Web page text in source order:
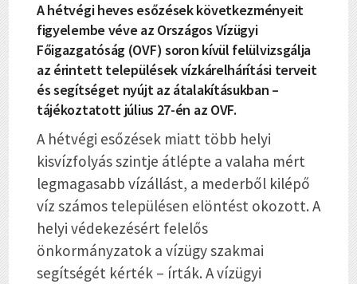
A hétvégi heves esőzések következményeit
figyelembe véve az Országos Vízügyi
Főigazgatóság (OVF) soron kívül felülvizsgálja
az érintett települések vízkárelhárítási terveit
és segítséget nyújt az átalakításukban –
tájékoztatott július 27-én az OVF.
A hétvégi esőzések miatt több helyi
kisvízfolyás szintje átlépte a valaha mért
legmagasabb vízállást, a mederből kilépő
víz számos településen elöntést okozott. A
helyi védekezésért felelős
önkormányzatok a vízügy szakmai
segítségét kérték – írták. A vízügyi